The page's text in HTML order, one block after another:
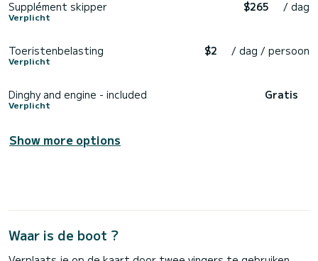
Supplément skipper
Verplicht
$265 / dag
Toeristenbelasting
Verplicht
$2 / dag / persoon
Dinghy and engine - included
Verplicht
Gratis
Show more options
Waar is de boot ?